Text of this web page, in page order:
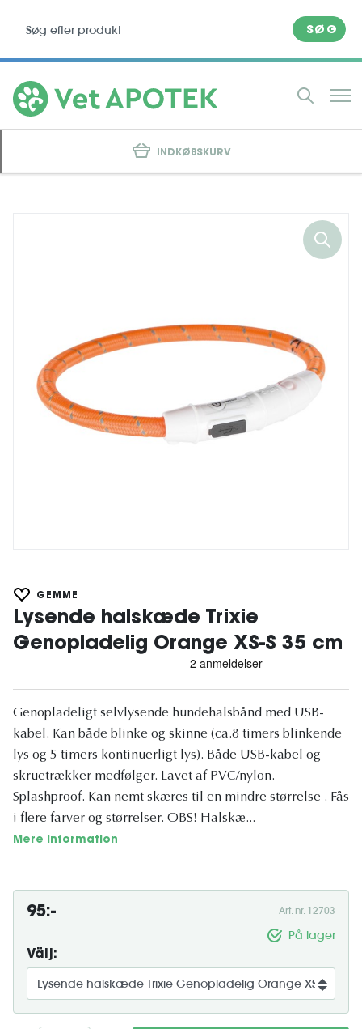
SØG
INDKØBSKURV
GEMME
Lysende halskæde Trixie
Genopladelig Orange XS-S 35 cm
Genopladeligt selvlysende hundehalsbånd med USB-
kabel. Kan både blinke og skinne (ca.8 timers blinkende
lys og 5 timers kontinuerligt lys). Både USB-kabel og
skruetrækker medfølger. Lavet af PVC/nylon.
Splashproof. Kan nemt skæres til en mindre størrelse . Fås
i flere farver og størrelser. OBS! Halskæ...
Mere information
95:- Art. nr. 12703
På lager
Välj: